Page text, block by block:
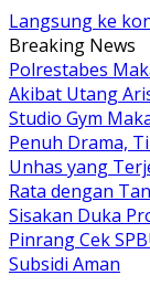
Langsung ke
Breaking News
Polrestabes
Akibat Utang
Studio Gym
Penuh Drama,
Unhas yang
Rata dengan
Sisakan Duka
Pinrang Cek
Subsidi Aman